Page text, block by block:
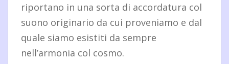
riportano in una sorta di accordatura col
suono originario da cui proveniamo e dal
quale siamo esistiti da sempre
nell’armonia col cosmo.